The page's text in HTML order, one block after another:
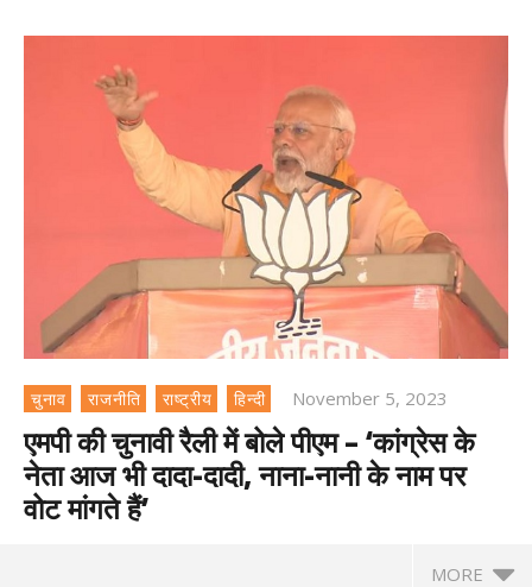
चुनाव राजनीति राष्ट्रीय हिन्दी November 5, 2023
एमपी की चुनावी रैली में बोले पीएम – ‘कांग्रेस के
नेता आज भी दादा-दादी, नाना-नानी के नाम पर
वोट मांगते हैं’
MORE